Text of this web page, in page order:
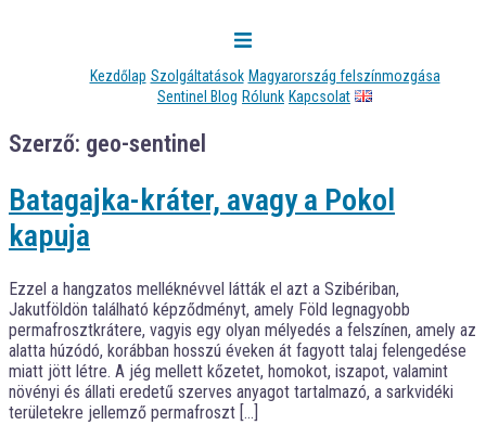
Kezdőlap Szolgáltatások Magyarország felszínmozgása
Sentinel Blog Rólunk Kapcsolat
Szerző: geo-sentinel
Batagajka-kráter, avagy a Pokol
kapuja
Ezzel a hangzatos melléknévvel látták el azt a Szibériban,
Jakutföldön található képződményt, amely Föld legnagyobb
permafrosztkrátere, vagyis egy olyan mélyedés a felszínen, amely az
alatta húzódó, korábban hosszú éveken át fagyott talaj felengedése
miatt jött létre. A jég mellett kőzetet, homokot, iszapot, valamint
növényi és állati eredetű szerves anyagot tartalmazó, a sarkvidéki
területekre jellemző permafroszt […]